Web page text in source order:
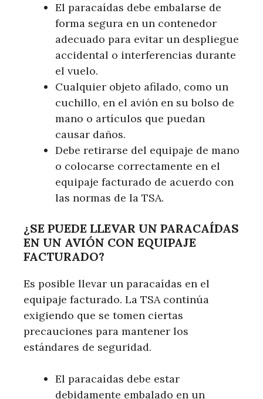
El paracaídas debe embalarse de
forma segura en un contenedor
adecuado para evitar un despliegue
accidental o interferencias durante
el vuelo.
Cualquier objeto afilado, como un
cuchillo, en el avión en su bolso de
mano o artículos que puedan
causar daños.
Debe retirarse del equipaje de mano
o colocarse correctamente en el
equipaje facturado de acuerdo con
las normas de la TSA.
¿SE PUEDE LLEVAR UN PARACAÍDAS
EN UN AVIÓN CON EQUIPAJE
FACTURADO?
Es posible llevar un paracaídas en el
equipaje facturado. La TSA continúa
exigiendo que se tomen ciertas
precauciones para mantener los
estándares de seguridad.
El paracaídas debe estar
debidamente embalado en un